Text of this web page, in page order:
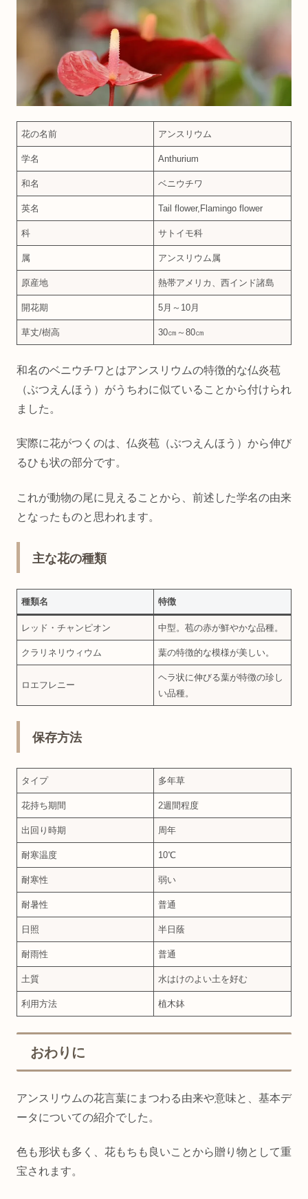
花の名前 アンスリウム
学名 Anthurium
和名 ベニウチワ
英名 Tail flower,Flamingo flower
科 サトイモ科
属 アンスリウム属
原産地 熱帯アメリカ、西インド諸島
開花期 5月～10月
草丈/樹高 30㎝～80㎝
和名のベニウチワとはアンスリウムの特徴的な仏炎苞
（ぶつえんほう）がうちわに似ていることから付けられ
ました。
実際に花がつくのは、仏炎苞（ぶつえんほう）から伸び
るひも状の部分です。
これが動物の尾に見えることから、前述した学名の由来
となったものと思われます。
主な花の種類
種類名 特徴
レッド・チャンピオン 中型。苞の赤が鮮やかな品種。
クラリネリウィウム 葉の特徴的な模様が美しい。
ロエフレニー
ヘラ状に伸びる葉が特徴の珍し
い品種。
保存方法
タイプ 多年草
花持ち期間 2週間程度
出回り時期 周年
耐寒温度 10℃
耐寒性 弱い
耐暑性 普通
日照 半日蔭
耐雨性 普通
土質 水はけのよい土を好む
利用方法 植木鉢
おわりに
アンスリウムの花言葉にまつわる由来や意味と、基本デ
ータについての紹介でした。
色も形状も多く、花もちも良いことから贈り物として重
宝されます。